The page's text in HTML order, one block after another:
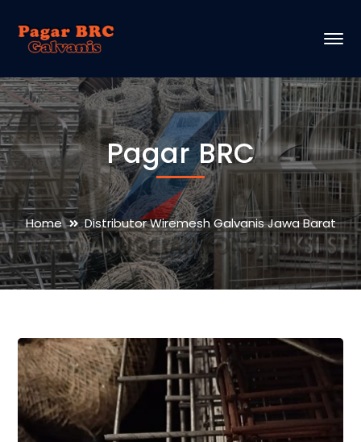
Pagar BRC
Home Distributor Wiremesh Galvanis Jawa Barat